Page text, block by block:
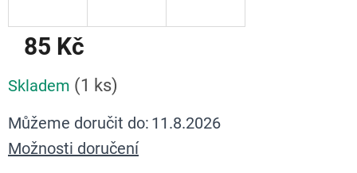
85 Kč
cena:
Skladem (1 ks)
Můžeme doručit do: 11.8.2026
Možnosti doručení